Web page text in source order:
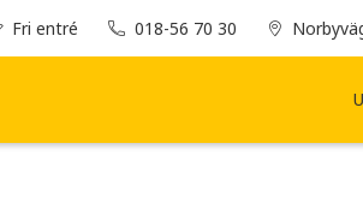
Fri entré 018-56 70 30